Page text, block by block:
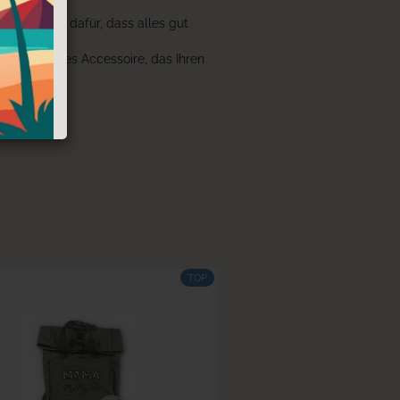
sorgen dafür, dass alles gut
stilvolles Accessoire, das Ihren
TOP